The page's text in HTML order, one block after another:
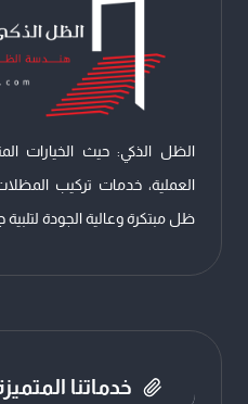
مع
سواتر
خارجية
الرياض
الظل الذكي: حيث الخيارات
العملية، خدمات تركيب
ظل مبتكرة وعالية الجودة لتلبية
خدماتنا